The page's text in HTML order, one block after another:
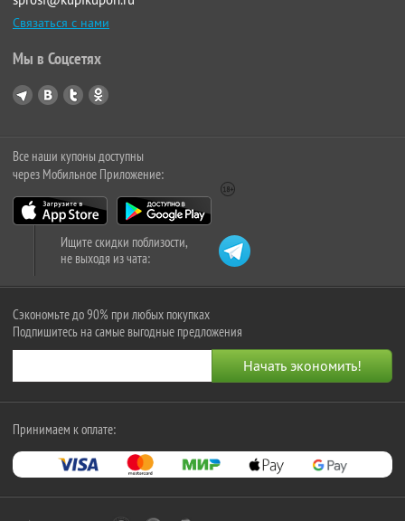
Связаться с нами
Мы в Соцсетях
Все наши купоны доступны
через Мобильное Приложение:
Ищите скидки поблизости,
не выходя из чата:
Сэкономьте до 90% при любых покупках
Подпишитесь на самые выгодные предложения
Принимаем к оплате: